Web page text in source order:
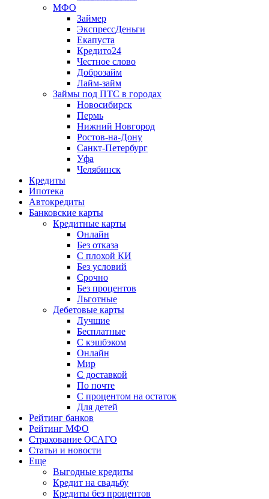
МФО
Займер
ЭкспрессДеньги
Екапуста
Кредито24
Честное слово
Доброзайм
Лайм-займ
Займы под ПТС в городах
Новосибирск
Пермь
Нижний Новгород
Ростов-на-Дону
Санкт-Петербург
Уфа
Челябинск
Кредиты
Ипотека
Автокредиты
Банковские карты
Кредитные карты
Онлайн
Без отказа
С плохой КИ
Без условий
Срочно
Без процентов
Льготные
Дебетовые карты
Лучшие
Бесплатные
С кэшбэком
Онлайн
Мир
С доставкой
По почте
С процентом на остаток
Для детей
Рейтинг банков
Рейтинг МФО
Страхование ОСАГО
Статьи и новости
Еще
Выгодные кредиты
Кредит на свадьбу
Кредиты без процентов